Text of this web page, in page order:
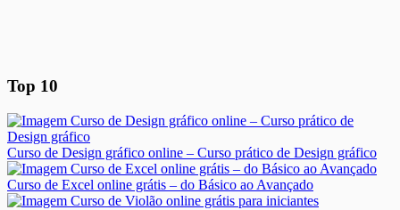
Top 10
Curso de Design gráfico online – Curso prático de Design gráfico
Curso de Excel online grátis – do Básico ao Avançado